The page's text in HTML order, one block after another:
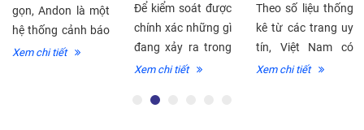
gọn, Andon là một
hệ thống cảnh báo
bằng hình ảnh và
Xem chi tiết
Để kiểm soát được
chính xác những gì
đang xảy ra trong
quá trình gia công
phần mềm iAndon -
Xem chi tiết
Theo số liệu thống
kê từ các trang uy
tín, Việt Nam có
hơn 3000 doanh
Xem chi tiết